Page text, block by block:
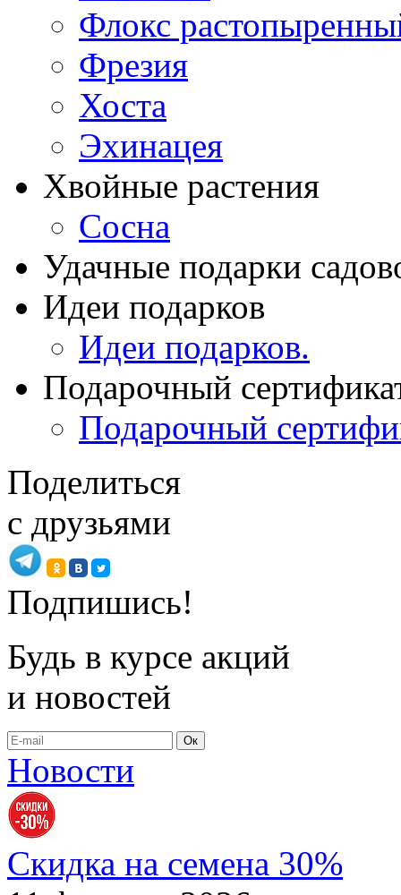
Флокс
Фрезия
Хоста
Эхинацея
Хвойные растения
Сосна
Удачные подарки
Идеи подарков
Идеи подарков.
Подарочный
Подарочный
Поделиться
с друзьями
Подпишись!
Будь в курсе акций
и новостей
Ок
Новости
Скидка на семена 30%